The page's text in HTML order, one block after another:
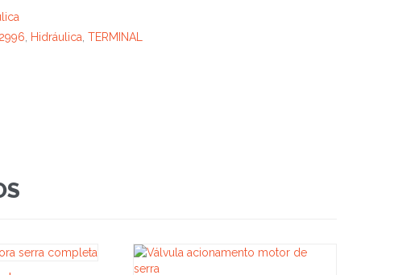
2996, Hidráulica, TERMINAL